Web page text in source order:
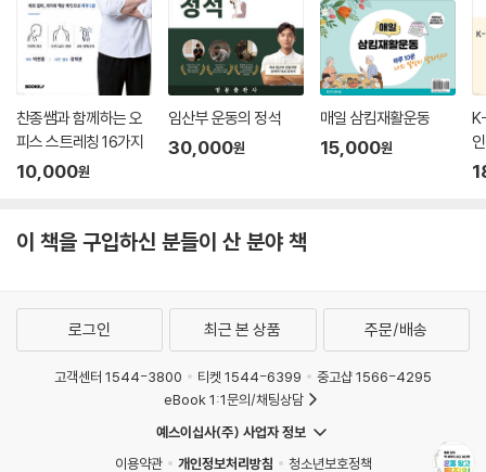
찬종쌤과 함께하는 오
피스 스트레칭 16가지
10,000원
임산부 운동의 정석
30,000원
매일 삼킴재활운동
15,000원
이 책을 구입하신 분들이 산 분야 책
로그인 최근 본 상품 주문/배송
고객센터 1544-3800 티켓 1544-6399
중고샵 1566-4295
eBook 1:1문의/채팅상담
예스이십사(주) 사업자 정보
이용약관
개인정보처리방침 청소년보호정책